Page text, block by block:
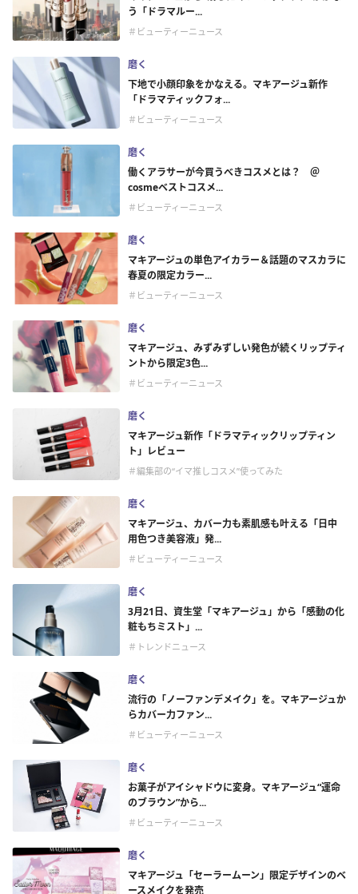
う「ドラマルー...
＃ビューティーニュース
磨く
下地で小顔印象をかなえる。マキアージュ新作
「ドラマティックフォ...
＃ビューティーニュース
磨く
働くアラサーが今買うべきコスメとは？ ＠
cosmeベストコスメ...
＃ビューティーニュース
磨く
マキアージュの単色アイカラー＆話題のマスカラに
春夏の限定カラー...
＃ビューティーニュース
磨く
マキアージュ、みずみずしい発色が続くリップティ
ントから限定3色...
＃ビューティーニュース
磨く
マキアージュ新作「ドラマティックリップティン
ト」レビュー
＃編集部の“イマ推しコスメ”使ってみた
磨く
マキアージュ、カバー力も素肌感も叶える「日中
用色つき美容液」発...
＃ビューティーニュース
磨く
3月21日、資生堂「マキアージュ」から「感動の化
粧もちミスト」...
＃トレンドニュース
磨く
流行の「ノーファンデメイク」を。マキアージュか
らカバー力ファン...
＃ビューティーニュース
磨く
お菓子がアイシャドウに変身。マキアージュ“運命
のブラウン”から...
＃ビューティーニュース
磨く
マキアージュ「セーラームーン」限定デザインのベ
ースメイクを発売